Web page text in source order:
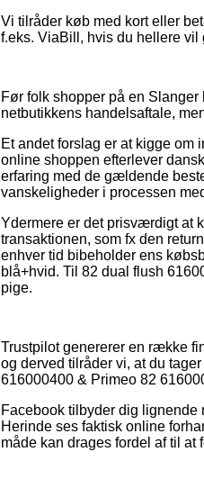
Vi tilråder køb med kort eller
f.eks. ViaBill, hvis du hellere
Før folk shopper på en
netbutikkens handelsaftale,
Et andet forslag er at kigge
online shoppen efterlever
erfaring med de gældende
vanskeligheder i processen
Ydermere er det prisværdigt at
transaktionen, som fx den
enhver tid bibeholder ens
blå+hvid. Til 82 dual flush
pige.
Trustpilot genererer en række
og derved tilråder vi, at du
616000400 & Primeo 82
Facebook tilbyder dig
Herinde ses faktisk online
måde kan drages fordel af til at